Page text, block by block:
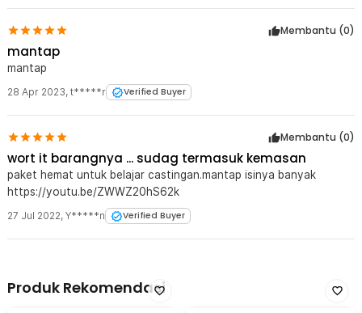
Kelengkapan Produk
Rincian yang Anda dapatkan untuk pembelian produk ini:
2 x Umpan Pancing Ikan Plastik
2 x Umpan Pancing Ikan Metal
2 x Umpan Pancing Ikan Silikon
5 x Umpan Cacing
5 x Umpan Belatung
4 x Umpan Pancing Cacing dengan Ekor Hook
1 x Mata Pancing Orange
2 x Mata Pancing
1 x Kuningan
5 x Sambungan Pancing
Membantu (0)
mantap
mantap
28 Apr 2023, t*****r Verified Buyer
Membantu (0)
wort it barangnya ... sudag termasuk kemasan
paket hemat untuk belajar castingan.mantap isinya banyak
https://youtu.be/ZWWZ20hS62k
27 Jul 2022, Y*****n Verified Buyer
Produk Rekomendasi